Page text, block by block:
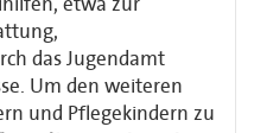
das Jugendamt
Um den weiteren
und Pflegekindern zu